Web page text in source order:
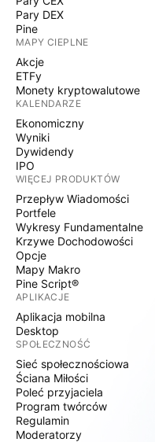
Pary DEX
Pine
MAPY CIEPLNE
Akcje
ETFy
Monety kryptowalutowe
KALENDARZE
Ekonomiczny
Wyniki
Dywidendy
IPO
WIĘCEJ PRODUKTÓW
Przepływ Wiadomości
Portfele
Wykresy Fundamentalne
Krzywe Dochodowości
Opcje
Mapy Makro
Pine Script®
APLIKACJE
Aplikacja mobilna
Desktop
SPOŁECZNOŚĆ
Sieć społecznościowa
Ściana Miłości
Poleć przyjaciela
Program twórców
Regulamin
Moderatorzy